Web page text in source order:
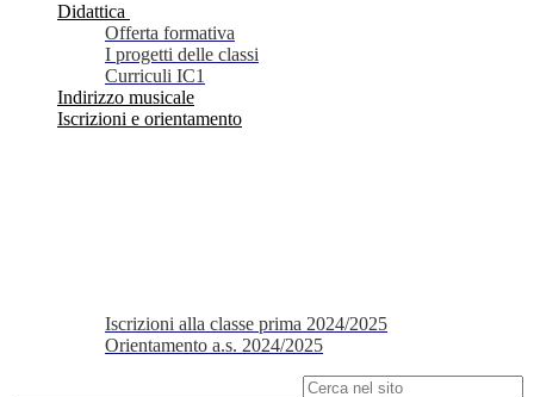
Didattica
Offerta formativa
I progetti delle classi
Curriculi IC1
Indirizzo musicale
Iscrizioni e orientamento
Iscrizioni alla classe prima 2024/2025
Orientamento a.s. 2024/2025